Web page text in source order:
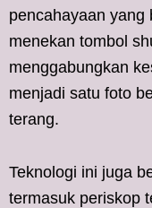
pencahayaan yang
menekan tombol
menggabungkan
menjadi satu foto
terang.
Teknologi ini juga
termasuk periskop